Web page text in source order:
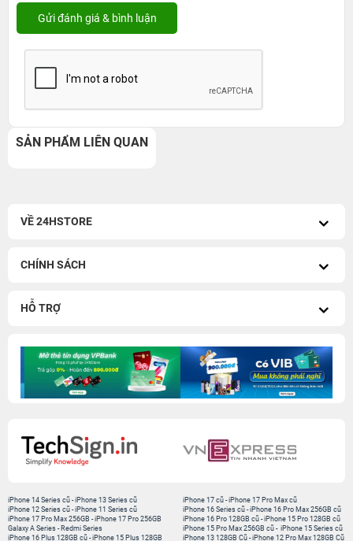
SẢN PHẨM LIÊN QUAN
VỀ 24HSTORE
CHÍNH SÁCH
HỖ TRỢ
iPhone 14 Series cũ -iPhone 13 Series cũ
iPhone 12 Series cũ -iPhone 11 Series cũ
iPhone 17 Pro Max 256GB -iPhone 17 Pro 256GB
Galaxy A Series - Redmi Series
iPhone 17 cũ-iPhone 17 Pro Max cũ
iPhone 16 Series cũ- iPhone 16 Pro Max 256GB cũ
iPhone 16 Pro 128GB cũ-iPhone 15 Pro 128GB cũ
iPhone 15 Pro Max 256GB cũ- iPhone 15 Series cũ
iPhone 16 Plus 128GB cũ -iPhone 15 Plus 128GB
iPhone 13 128GB Cũ-iPhone 12 Pro Max 128GB Cũ